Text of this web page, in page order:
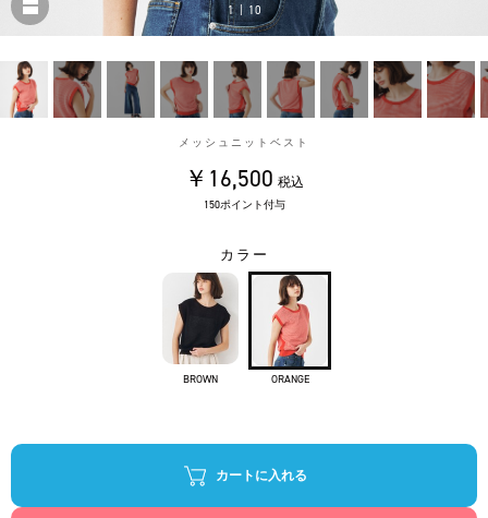
1 | 10
メッシュニットベスト
￥16,500 税込
150ポイント付与
カラー
BROWN ORANGE
カートに入れる